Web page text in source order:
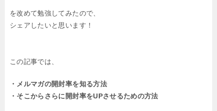
を改めて勉強してみたので、
シェアしたいと思います！
この記事では、
・メルマガの開封率を知る方法
・そこからさらに開封率をUPさせるための方法